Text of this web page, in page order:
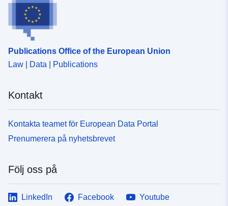
Publications Office of the European Union
Law | Data | Publications
Kontakt
Kontakta teamet för European Data Portal
Prenumerera på nyhetsbrevet
Följ oss på
LinkedIn Facebook
Youtube